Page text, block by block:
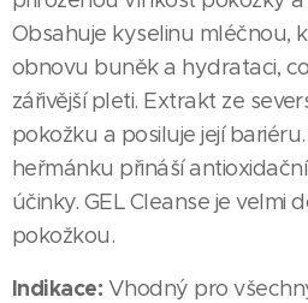
Obsahuje kyselinu mléčnou,
obnovu buněk a hydrataci,
zářivější pleti. Extrakt ze
pokožku a posiluje její
heřmánku přináší
účinky. GEL Cleanse je velmi
pokožkou.
Indikace: Vhodný pro